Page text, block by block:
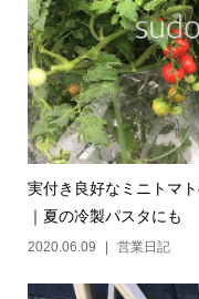
実付き良好なミニトマ
｜夏の冷製パスタにも
2020.06.09 営業日記